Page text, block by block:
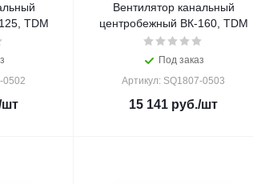
TDM
0502
Вентилятор канальный
центробежный ВК-160, TDM
Под заказ
Артикул: SQ1807-0503
15 141 руб./шт